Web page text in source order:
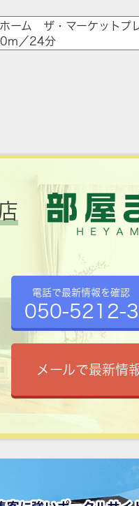
ーム ザ・マーケットプ
／24分
電話で最新情報を確認
050-5212-
メールで最新情